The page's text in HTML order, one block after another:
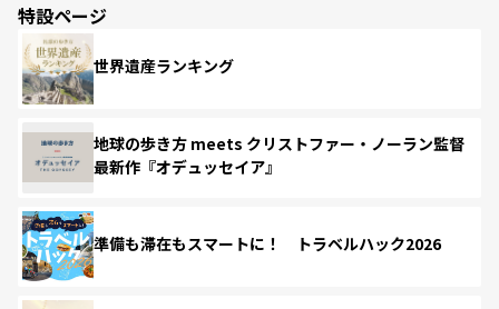
特設ページ
世界遺産ランキング
地球の歩き方 meets クリストファー・ノーラン監督
最新作『オデュッセイア』
準備も滞在もスマートに！ トラベルハック2026